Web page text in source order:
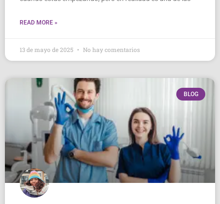
READ MORE »
13 de mayo de 2025 No hay comentarios
BLOG